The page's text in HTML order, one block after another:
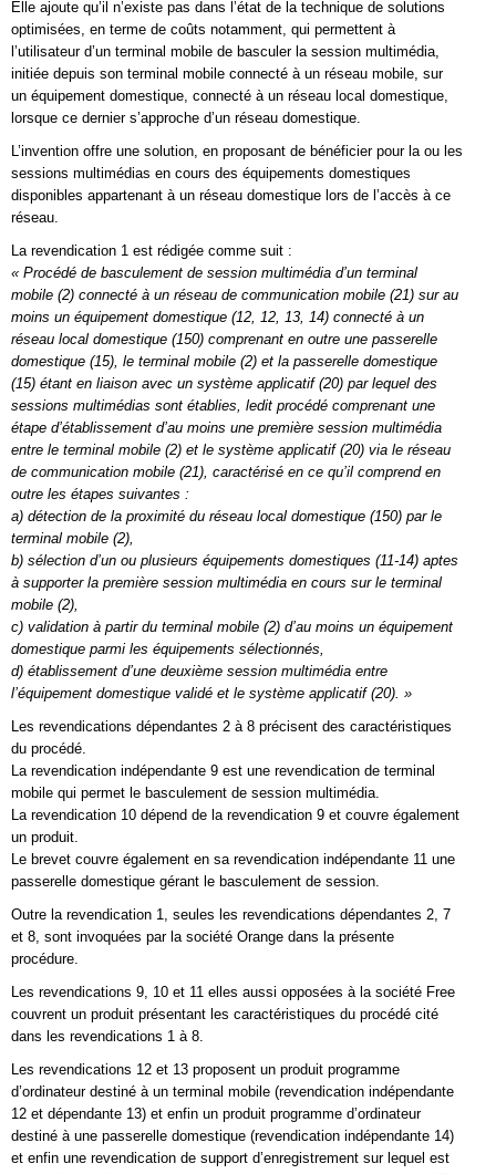
Elle ajoute qu’il n’existe pas dans l’état de la technique de solutions
optimisées, en terme de coûts notamment, qui permettent à
l’utilisateur d’un terminal mobile de basculer la session multimédia,
initiée depuis son terminal mobile connecté à un réseau mobile, sur
un équipement domestique, connecté à un réseau local domestique,
lorsque ce dernier s’approche d’un réseau domestique.
L’invention offre une solution, en proposant de bénéficier pour la ou les
sessions multimédias en cours des équipements domestiques
disponibles appartenant à un réseau domestique lors de l’accès à ce
réseau.
La revendication 1 est rédigée comme suit :
« Procédé de basculement de session multimédia d’un terminal
mobile (2) connecté à un réseau de communication mobile (21) sur au
moins un équipement domestique (12, 12, 13, 14) connecté à un
réseau local domestique (150) comprenant en outre une passerelle
domestique (15), le terminal mobile (2) et la passerelle domestique
(15) étant en liaison avec un système applicatif (20) par lequel des
sessions multimédias sont établies, ledit procédé comprenant une
étape d’établissement d’au moins une première session multimédia
entre le terminal mobile (2) et le système applicatif (20) via le réseau
de communication mobile (21), caractérisé en ce qu’il comprend en
outre les étapes suivantes :
a) détection de la proximité du réseau local domestique (150) par le
terminal mobile (2),
b) sélection d’un ou plusieurs équipements domestiques (11-14) aptes
à supporter la première session multimédia en cours sur le terminal
mobile (2),
c) validation à partir du terminal mobile (2) d’au moins un équipement
domestique parmi les équipements sélectionnés,
d) établissement d’une deuxième session multimédia entre
l’équipement domestique validé et le système applicatif (20). »
Les revendications dépendantes 2 à 8 précisent des caractéristiques
du procédé.
La revendication indépendante 9 est une revendication de terminal
mobile qui permet le basculement de session multimédia.
La revendication 10 dépend de la revendication 9 et couvre également
un produit.
Le brevet couvre également en sa revendication indépendante 11 une
passerelle domestique gérant le basculement de session.
Outre la revendication 1, seules les revendications dépendantes 2, 7
et 8, sont invoquées par la société Orange dans la présente
procédure.
Les revendications 9, 10 et 11 elles aussi opposées à la société Free
couvrent un produit présentant les caractéristiques du procédé cité
dans les revendications 1 à 8.
Les revendications 12 et 13 proposent un produit programme
d’ordinateur destiné à un terminal mobile (revendication indépendante
12 et dépendante 13) et enfin un produit programme d’ordinateur
destiné à une passerelle domestique (revendication indépendante 14)
et enfin une revendication de support d’enregistrement sur lequel est